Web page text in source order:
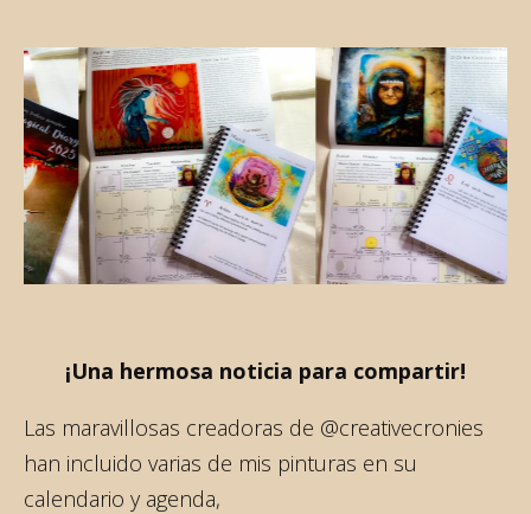
¡Una hermosa noticia para compartir!
Las maravillosas creadoras de @creativecronies
han incluido varias de mis pinturas en su
calendario y agenda,